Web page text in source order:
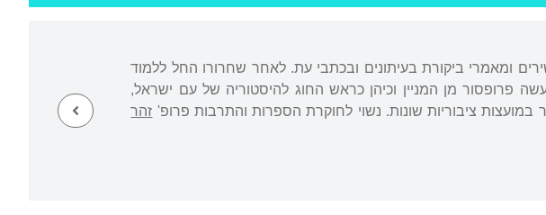
ומאמרי ביקורת בעיתונים ובכתבי עת. לאחר שחרורו החל ללמוד
תל אביב, וב-1977 הוענק לו תואר דוקטור. ב-1991 נעשה פרופסור מן המניין וכיהן כראש החוג להיסטוריה של עם ישראל,
ציבוריות שונות. נשוי לחוקרת הספרות והתרבות פרופ' זהר